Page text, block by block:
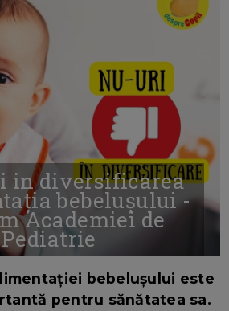
in diversificarea
bebelușului -
Academiei de
Pediatrie
bebelușului este
pentru sănătatea sa.